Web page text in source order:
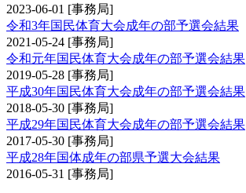
2023-06-01 [事務局]
令和3年国民体育大会成年の部予選会結果
2021-05-24 [事務局]
令和元年国民体育大会成年の部予選会結果
2019-05-28 [事務局]
平成30年国民体育大会成年の部予選会結果
2018-05-30 [事務局]
平成29年国民体育大会成年の部予選会結果
2017-05-30 [事務局]
平成28年国体成年の部県予選大会結果
2016-05-31 [事務局]